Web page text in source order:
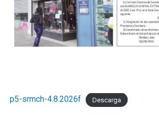
p5-srmch-4.8.2026f Descarga